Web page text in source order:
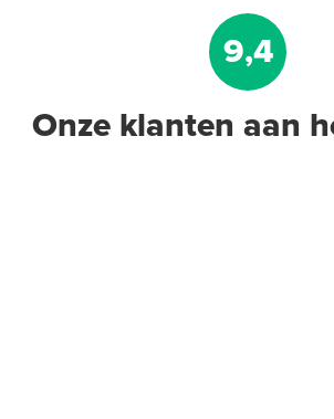
9,4
Onze klanten aan